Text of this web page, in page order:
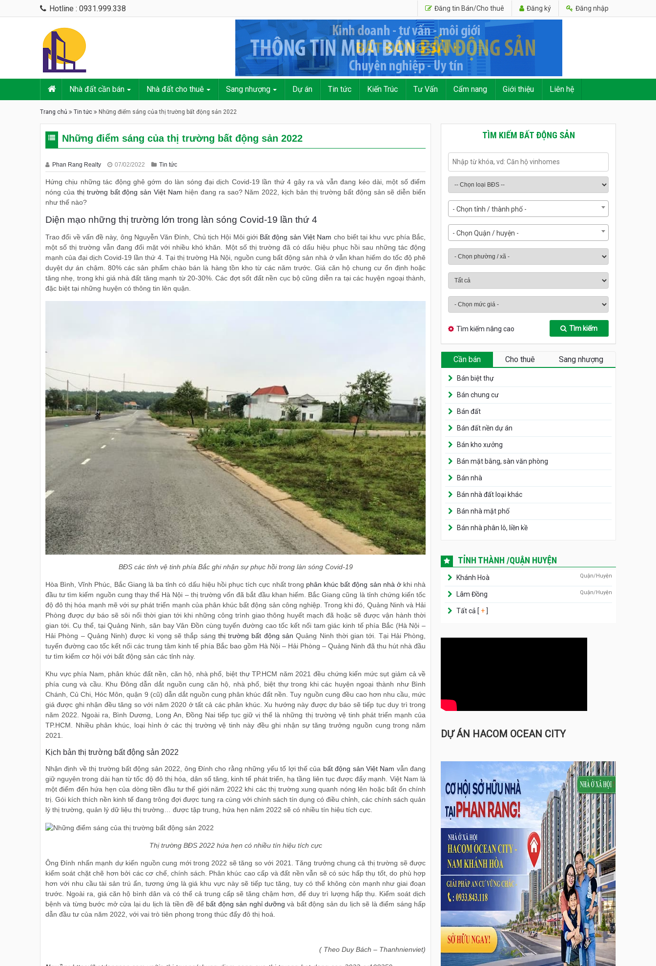
Hotline : 0931.999.338 Đăng tin Bán/Cho thuê Đăng ký Đăng nhập
Nhà đất cần bán Nhà đất cho thuê Sang nhượng Dự án Tin tức Kiến Trúc Tư Vấn Cẩm nang Giới thiệu Liên hệ
Trang chủ Tin tức Những điểm sáng của thị trường bất động sản 2022
Những điểm sáng của thị trường bất động sản 2022
Phan Rang Realty 07/02/2022 Tin tức
Hứng chịu những tác động ghê gớm do làn sóng đại dịch Covid-19 lần thứ 4 gây ra và vẫn đang kéo dài, một số điểm
nóng của thị trường bất động sản Việt Nam hiện đang ra sao? Năm 2022, kịch bản thị trường bất động sản sẽ diễn biến
như thế nào?
Diện mạo những thị trường lớn trong làn sóng Covid-19 lần thứ 4
Trao đổi về vấn đề này, ông Nguyễn Văn Đính, Chủ tịch Hội Môi giới Bất động sản Việt Nam cho biết tại khu vực phía Bắc,
một số thị trường vẫn đang đối mặt với nhiều khó khăn. Một số thị trường đã có dấu hiệu phục hồi sau những tác động
mạnh của đại dịch Covid-19 lần thứ 4. Tại thị trường Hà Nội, nguồn cung bất động sản nhà ở vẫn khan hiếm do tốc độ phê
duyệt dự án chậm. 80% các sản phẩm chào bán là hàng tồn kho từ các năm trước. Giá căn hộ chung cư ổn định hoặc
tăng nhẹ, trong khi giá nhà đất tăng mạnh từ 20-30%. Các đợt sốt đất nền cục bộ cũng diễn ra tại các huyện ngoại thành,
đặc biệt tại những huyện có thông tin lên quận.
BĐS các tỉnh vệ tinh phía Bắc ghi nhận sự phục hồi trong làn sóng Covid-19
Hòa Bình, Vĩnh Phúc, Bắc Giang là ba tỉnh có dấu hiệu hồi phục tích cực nhất trong phân khúc bất động sản nhà ởkhi nhà
đầu tư tìm kiếm nguồn cung thay thế Hà Nội – thị trường vốn đã bắt đầu khan hiếm. Bắc Giang cũng là tỉnh chứng kiến tốc
độ đô thị hóa mạnh mẽ với sự phát triển mạnh của phân khúc bất động sản công nghiệp. Trong khi đó, Quảng Ninh và Hải
Phòng được dự báo sẽ sôi nổi thời gian tới khi những công trình giao thông huyết mạch đã hoặc sẽ được vận hành thời
gian tới. Cụ thể, tại Quảng Ninh, sân bay Vân Đồn cùng tuyến đường cao tốc kết nối tam giác kinh tế phía Bắc (Hà Nội –
Hải Phòng – Quảng Ninh) được kì vọng sẽ thắp sáng thị trường bất động sản Quảng Ninh thời gian tới. Tại Hải Phòng,
tuyến đường cao tốc kết nối các trung tâm kinh tế phía Bắc bao gồm Hà Nội – Hải Phòng – Quảng Ninh đã thu hút nhà đầu
tư tìm kiếm cơ hội với bất động sản các tỉnh này.
Khu vực phía Nam, phân khúc đất nền, căn hộ, nhà phố, biệt thự TP.HCM năm 2021 đều chứng kiến mức sụt giảm cả về
phía cung và cầu. Khu Đông dẫn dắt nguồn cung căn hộ, nhà phố, biệt thự trong khi các huyện ngoại thành như Bình
Chánh, Củ Chi, Hóc Môn, quận 9 (cũ) dẫn dắt nguồn cung phân khúc đất nền. Tuy nguồn cung đều cao hơn nhu cầu, mức
giá được ghi nhận đều tăng so với năm 2020 ở tất cả các phân khúc. Xu hướng này được dự báo sẽ tiếp tục duy trì trong
năm 2022. Ngoài ra, Bình Dương, Long An, Đồng Nai tiếp tục giữ vị thế là những thị trường vệ tinh phát triển mạnh của
TP.HCM. Nhiều phân khúc, loại hình ở các thị trường vệ tinh này đều ghi nhận sự tăng trưởng nguồn cung trong năm
2021.
Kịch bản thị trường bất động sản 2022
Nhận định về thị trường bất động sản 2022, ông Đính cho rằng những yếu tố lợi thế của bất động sản Việt Nam vẫn đang
giữ nguyên trong dài hạn từ tốc độ đô thị hóa, dân số tăng, kinh tế phát triển, hạ tầng liên tục được đẩy mạnh. Việt Nam là
một điểm đến hứa hẹn của dòng tiền đầu tư thế giới năm 2022 khi các thị trường xung quanh nóng lên hoặc bất ổn chính
trị. Gói kích thích nền kinh tế đang trông đợi được tung ra cùng với chính sách tín dụng có điều chỉnh, các chính sách quản
lý thị trường, quản lý dữ liệu thị trường… được tập trung, hứa hẹn năm 2022 sẽ có nhiều tín hiệu tích cực.
Thị trường BĐS 2022 hứa hẹn có nhiều tín hiệu tích cực
Ông Đính nhấn mạnh dự kiến nguồn cung mới trong 2022 sẽ tăng so với 2021. Tăng trưởng chung cả thị trường sẽ được
kiểm soát chặt chẽ hơn bởi các cơ chế, chính sách. Phân khúc cao cấp và đất nền vẫn sẽ có sức hấp thụ tốt, do phù hợp
hơn với nhu cầu tài sản trú ẩn, tương ứng là giá khu vực này sẽ tiếp tục tăng, tuy có thể không còn mạnh như giai đoạn
trước. Ngoài ra, giá căn hộ bình dân và có thể cả trung cấp sẽ tăng chậm hơn, để duy trì lượng hấp thụ. Kiểm soát dịch
bệnh và từng bước mở cửa lại du lịch là tiền đề để bất động sản nghỉ dưỡng và bất động sản du lịch sẽ là điểm sáng hấp
dẫn đầu tư của năm 2022, với vai trò tiên phong trong thúc đẩy đô thị hoá.
( Theo Duy Bách – Thanhnienviet)
TÌM KIẾM BẤT ĐỘNG SẢN
- Chọn tỉnh / thành phố -
- Chọn Quận / huyện -
Tìm kiếm nâng cao Tìm kiếm
Cần bán Cho thuê Sang nhượng
Bán biệt thự
Bán chung cư
Bán đất
Bán đất nền dự án
Bán kho xưởng
Bán mặt bằng, sàn văn phòng
Bán nhà
Bán nhà đất loại khác
Bán nhà mặt phố
Bán nhà phân lô, liền kề
TỈNH THÀNH /QUẬN HUYỆN
Khánh Hoà Quận/Huyện
Lâm Đồng Quận/Huyện
Tất cả [ + ]
DỰ ÁN HACOM OCEAN CITY